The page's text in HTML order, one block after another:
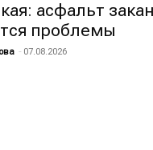
асфальт
проблемы
- 07.08.2026